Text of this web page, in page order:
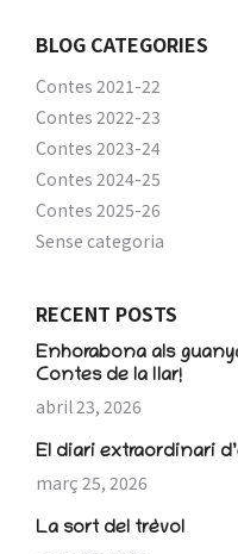
BLOG CATEGORIES
Contes 2021-22
Contes 2022-23
Contes 2023-24
Contes 2024-25
Contes 2025-26
Sense categoria
RECENT POSTS
Enhorabona als
Contes de la llar!
abril 23, 2026
El diari extraordinari
març 25, 2026
La sort del trèvol